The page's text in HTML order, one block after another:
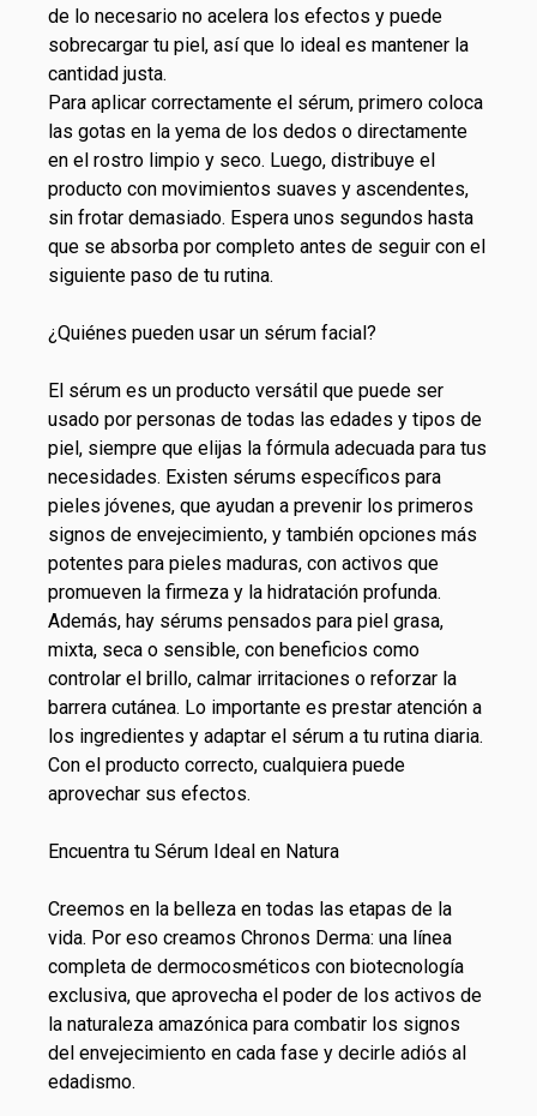
de lo necesario no acelera los efectos y puede
sobrecargar tu piel, así que lo ideal es mantener la
cantidad justa.
Para aplicar correctamente el sérum, primero coloca
las gotas en la yema de los dedos o directamente
en el rostro limpio y seco. Luego, distribuye el
producto con movimientos suaves y ascendentes,
sin frotar demasiado. Espera unos segundos hasta
que se absorba por completo antes de seguir con el
siguiente paso de tu rutina.
¿Quiénes pueden usar un sérum facial?
El sérum es un producto versátil que puede ser
usado por personas de todas las edades y tipos de
piel, siempre que elijas la fórmula adecuada para tus
necesidades. Existen sérums específicos para
pieles jóvenes, que ayudan a prevenir los primeros
signos de envejecimiento, y también opciones más
potentes para pieles maduras, con activos que
promueven la firmeza y la hidratación profunda.
Además, hay sérums pensados para piel grasa,
mixta, seca o sensible, con beneficios como
controlar el brillo, calmar irritaciones o reforzar la
barrera cutánea. Lo importante es prestar atención a
los ingredientes y adaptar el sérum a tu rutina diaria.
Con el producto correcto, cualquiera puede
aprovechar sus efectos.
Encuentra tu Sérum Ideal en Natura
Creemos en la belleza en todas las etapas de la
vida. Por eso creamos Chronos Derma: una línea
completa de dermocosméticos con biotecnología
exclusiva, que aprovecha el poder de los activos de
la naturaleza amazónica para combatir los signos
del envejecimiento en cada fase y decirle adiós al
edadismo.